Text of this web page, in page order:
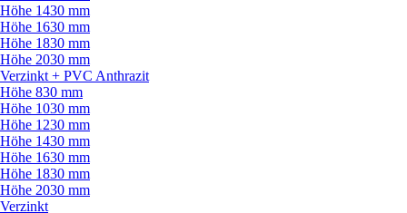
Höhe 1430 mm
Höhe 1630 mm
Höhe 1830 mm
Höhe 2030 mm
Verzinkt + PVC Anthrazit
Höhe 830 mm
Höhe 1030 mm
Höhe 1230 mm
Höhe 1430 mm
Höhe 1630 mm
Höhe 1830 mm
Höhe 2030 mm
Verzinkt